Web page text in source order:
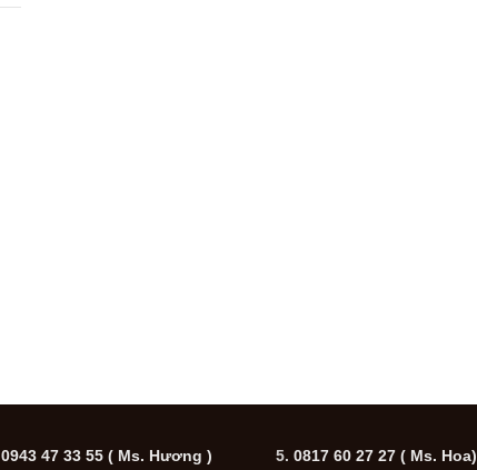
0943 47 33 55( Ms. Hương ) 5. 0817 60 27 27( Ms. Hoa)